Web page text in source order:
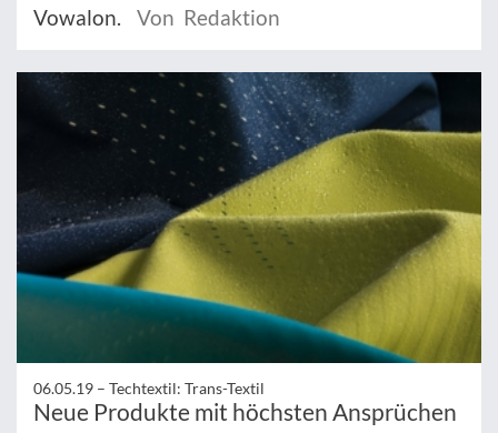
Vowalon.
Von Redaktion
06.05.19 – Techtextil: Trans-Textil
Neue Produkte mit höchsten Ansprüchen